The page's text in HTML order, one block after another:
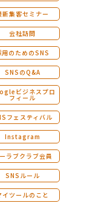
新集客セミナー
会社訪問
用のためのSNS
SNSのQ&A
ビジネスプロ
フィール
フェスティバル
Instagram
ラブクラブ会員
SNSルール
イツールのこと